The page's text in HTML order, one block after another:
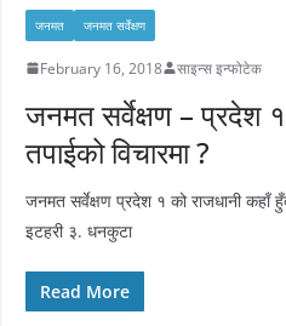
जनमत जनमत सर्वेक्षण
February 16, 2018 साइन्स इन्फोटेक
जनमत सर्वेक्षण – प्रदेश १
तपाईको विचारमा ?
जनमत सर्वेक्षण प्रदेश १ को राजधानी कहाँ
इटहरी ३. धनकुटा
Read More